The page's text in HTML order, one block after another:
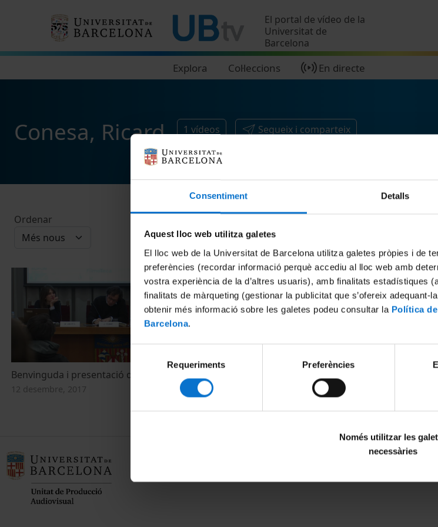
Consentiment Detalls
Aquest lloc web utilitza galetes
El lloc web de la Universitat de Barcelona utilitza galetes pròpies i de
preferències (recordar informació perquè accediu al lloc web amb
vostra experiència de la d’altres usuaris), amb finalitats estadístiques
finalitats de màrqueting (gestionar la publicitat que s’ofereix
obtenir més informació sobre les galetes podeu consultar la Política
Barcelona.
de
consentiment
Requeriments Preferències
Només utilitzar les
necessàries
El portal de vídeo de la
Universitat de
Barcelona
Explora Col·leccions En directe
Conesa, Ricard 1 vídeos Segueix i comparteix
Ordenar
Benvinguda i presentació del programa
12 desembre, 2017
MENÚ PEU 1